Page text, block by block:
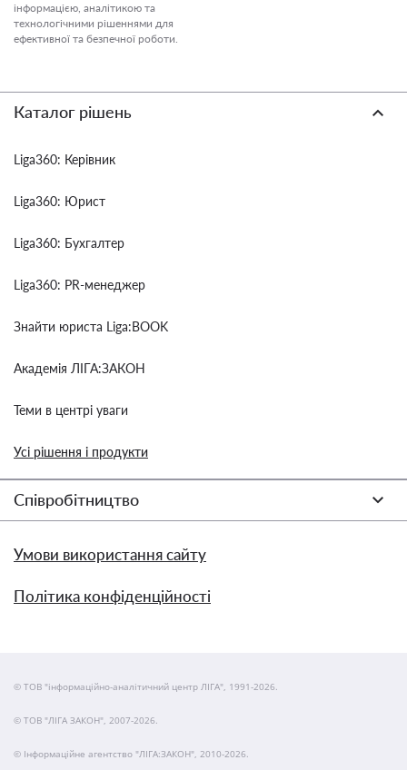
інформацією, аналітикою та
технологічними рішеннями для
ефективної та безпечної роботи.
Каталог рішень
Liga360: Керівник
Liga360: Юрист
Liga360: Бухгалтер
Liga360: PR-менеджер
Знайти юриста Liga:BOOK
Академія ЛІГА:ЗАКОН
Теми в центрі уваги
Усі рішення і продукти
Співробітництво
Умови використання сайту
Політика конфіденційності
© ТОВ "інформаційно-аналітичний центр ЛІГА", 1991-2026.
© ТОВ "ЛІГА ЗАКОН", 2007-2026.
© Інформаційне агентство "ЛІГА:ЗАКОН", 2010-2026.